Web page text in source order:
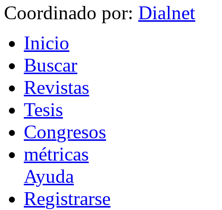
Coordinado por:
Inicio
Buscar
Revistas
Tesis
Congresos
métricas
Ayuda
Registrarse